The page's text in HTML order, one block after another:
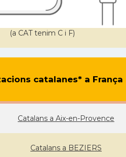
(a CAT tenim C i F)
catalanes* a França
Catalans a Aix-en-Provence
Catalans a BEZIERS